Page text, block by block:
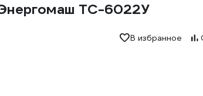
ТС-6022У
В избранное